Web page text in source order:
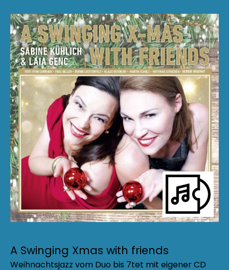
A Swinging Xmas with friends
Weihnachtsjazz vom Duo bis 7tet mit eigener CD